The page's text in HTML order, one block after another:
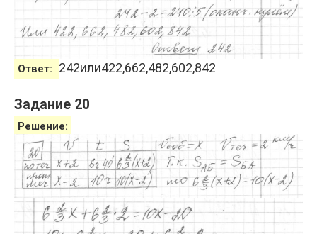
Ответ: 242или422,662,482,602,842
Задание 20
Решение: